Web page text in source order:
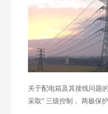
关于配电箱及其接线问题的分析： 临时
采取“ 三级控制， 两极保